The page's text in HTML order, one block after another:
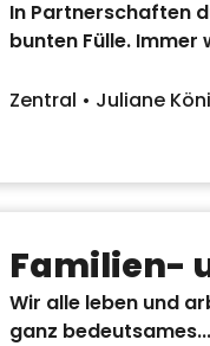
In Partnerschaften
bunten Fülle. Immer
Zentral • Juliane
Familien-
Wir alle leben und
ganz bedeutsames...